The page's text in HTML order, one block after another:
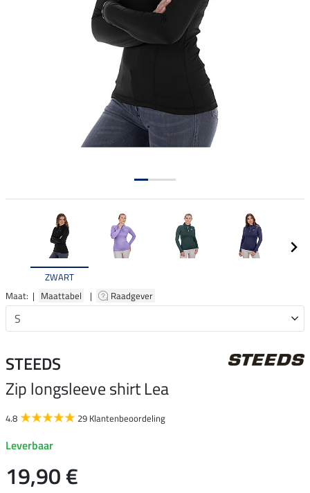
ZWART
Maat: | Maattabel | Raadgever
STEEDS
Zip longsleeve shirt Lea
4.8 29 Klantenbeoordeling
Leverbaar
19,90 €